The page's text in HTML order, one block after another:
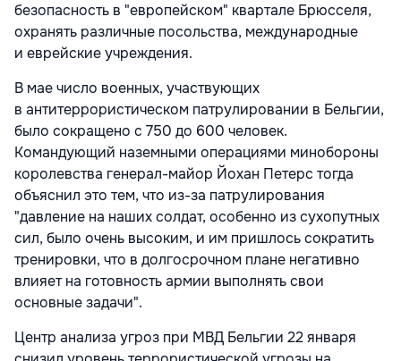
безопасность в "европейском" квартале Брюсселя,
охранять различные посольства, международные
и еврейские учреждения.
В мае число военных, участвующих
в антитеррористическом патрулировании в Бельгии,
было сокращено с 750 до 600 человек.
Командующий наземными операциями минобороны
королевства генерал-майор Йохан Петерс тогда
объяснил это тем, что из-за патрулирования
"давление на наших солдат, особенно из сухопутных
сил, было очень высоким, и им пришлось сократить
тренировки, что в долгосрочном плане негативно
влияет на готовность армии выполнять свои
основные задачи".
Центр анализа угроз при МВД Бельгии 22 января